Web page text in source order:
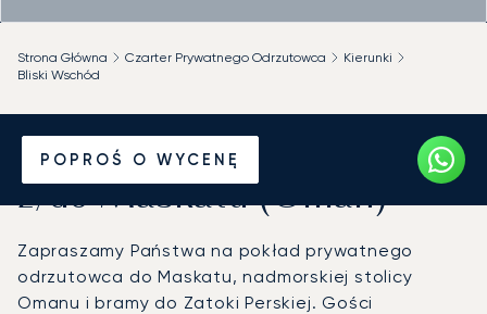
POPROŚ O WYCENĘ
Strona Główna Czarter Prywatnego Odrzutowca
Kierunki
Bliski Wschód
Wynajmij jet prywatny
z/do Maskatu (Oman)
Zapraszamy Państwa na pokład prywatnego
odrzutowca do Maskatu, nadmorskiej stolicy
Omanu i bramy do Zatoki Perskiej. Gości